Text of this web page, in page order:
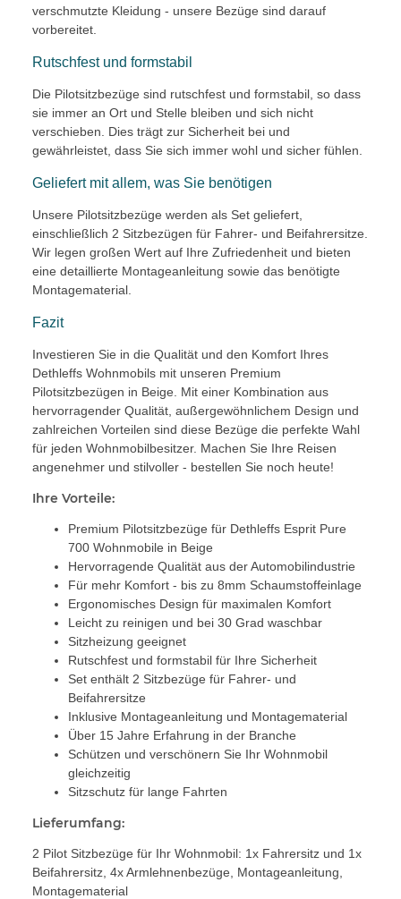
verschmutzte Kleidung - unsere Bezüge sind darauf
vorbereitet.
Rutschfest und formstabil
Die Pilotsitzbezüge sind rutschfest und formstabil, so dass
sie immer an Ort und Stelle bleiben und sich nicht
verschieben. Dies trägt zur Sicherheit bei und
gewährleistet, dass Sie sich immer wohl und sicher fühlen.
Geliefert mit allem, was Sie benötigen
Unsere Pilotsitzbezüge werden als Set geliefert,
einschließlich 2 Sitzbezügen für Fahrer- und Beifahrersitze.
Wir legen großen Wert auf Ihre Zufriedenheit und bieten
eine detaillierte Montageanleitung sowie das benötigte
Montagematerial.
Fazit
Investieren Sie in die Qualität und den Komfort Ihres
Dethleffs Wohnmobils mit unseren Premium
Pilotsitzbezügen in Beige. Mit einer Kombination aus
hervorragender Qualität, außergewöhnlichem Design und
zahlreichen Vorteilen sind diese Bezüge die perfekte Wahl
für jeden Wohnmobilbesitzer. Machen Sie Ihre Reisen
angenehmer und stilvoller - bestellen Sie noch heute!
Ihre Vorteile:
Premium Pilotsitzbezüge für Dethleffs Esprit Pure
700 Wohnmobile in Beige
Hervorragende Qualität aus der Automobilindustrie
Für mehr Komfort - bis zu 8mm Schaumstoffeinlage
Ergonomisches Design für maximalen Komfort
Leicht zu reinigen und bei 30 Grad waschbar
Sitzheizung geeignet
Rutschfest und formstabil für Ihre Sicherheit
Set enthält 2 Sitzbezüge für Fahrer- und
Beifahrersitze
Inklusive Montageanleitung und Montagematerial
Über 15 Jahre Erfahrung in der Branche
Schützen und verschönern Sie Ihr Wohnmobil
gleichzeitig
Sitzschutz für lange Fahrten
Lieferumfang:
2 Pilot Sitzbezüge für Ihr Wohnmobil: 1x Fahrersitz und 1x
Beifahrersitz, 4x Armlehnenbezüge, Montageanleitung,
Montagematerial